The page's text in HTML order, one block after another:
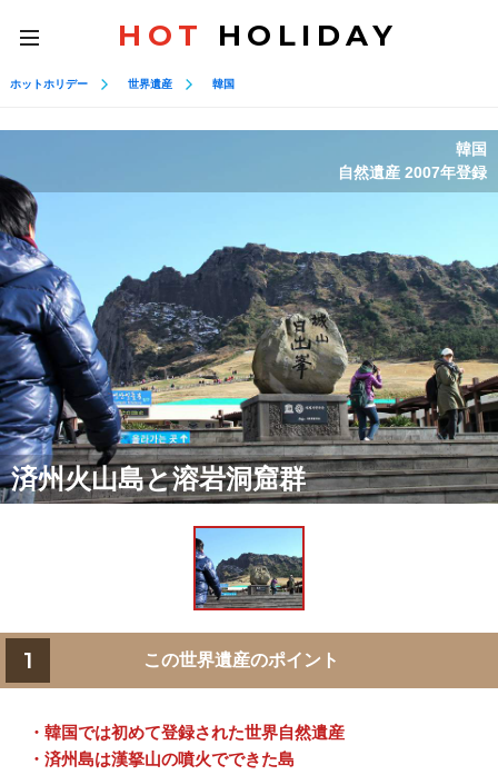
toggle
navigation
HOT HOLIDAY
ホットホリデー 世界遺産 韓国
済州火山島と溶岩洞窟群
韓国
自然遺産 2007年登録
1 この世界遺産のポイント
・韓国では初めて登録された世界自然遺産
・済州島は漢拏山の噴火でできた島